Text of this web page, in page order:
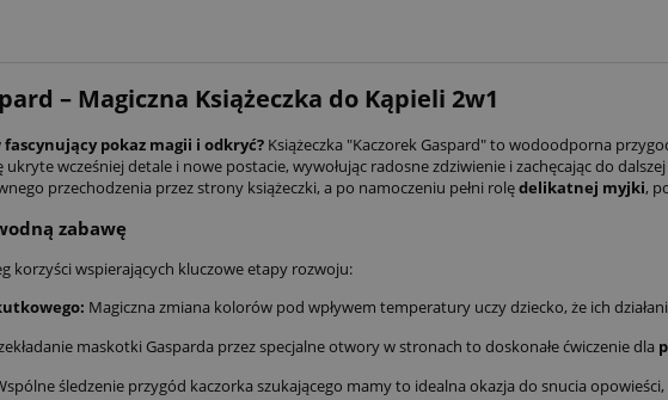
– Magiczna Książeczka do Kąpieli 2w1
pokaz magii i odkryć? Książeczka "Kaczorek Gaspard" to wodoodporna
wcześniej detale i nowe postacie, wywołując radosne zdziwienie i zachęcając do
przechodzenia przez strony książeczki, a po namoczeniu pełni rolędelikatnej myjki,
zabawę
korzyści wspierających kluczowe etapy rozwoju:
Magiczna zmiana kolorów pod wpływem temperatury uczy dziecko, że ich
maskotki Gasparda przez specjalne otwory w stronach to doskonałe ćwiczenie dla
śledzenie przygód kaczorka szukającego mamy to idealna okazja do snucia